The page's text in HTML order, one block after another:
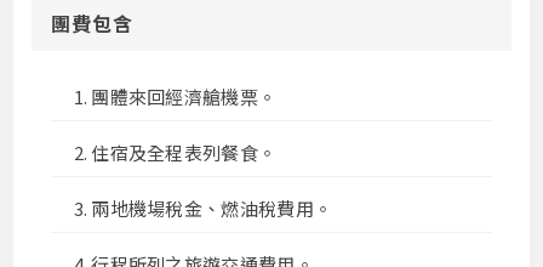
團費包含
團體來回經濟艙機票。
住宿及全程表列餐食。
兩地機場稅金、燃油稅費用。